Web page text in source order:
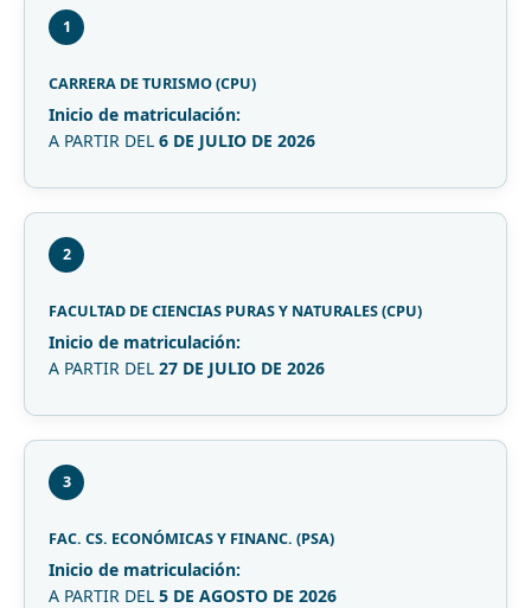
1
CARRERA DE TURISMO (CPU)
Inicio de matriculación:
A PARTIR DEL 6 DE JULIO DE 2026
2
FACULTAD DE CIENCIAS PURAS Y NATURALES (CPU)
Inicio de matriculación:
A PARTIR DEL 27 DE JULIO DE 2026
3
FAC. CS. ECONÓMICAS Y FINANC. (PSA)
Inicio de matriculación:
A PARTIR DEL 5 DE AGOSTO DE 2026